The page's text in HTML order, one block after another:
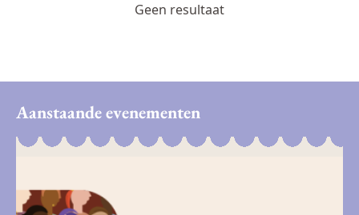
Geen resultaat
Aanstaande evenementen